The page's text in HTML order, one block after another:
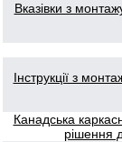
Вказівки з
Інструкції з
Канадська
рішення